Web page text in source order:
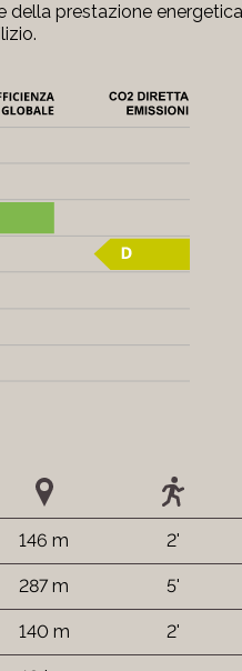
della prestazione
146 m 2'
287 m 5'
140 m 2'